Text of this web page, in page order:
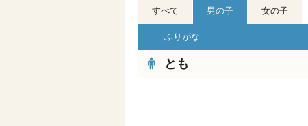
すべて 男の子 女の子
ふりがな
とも